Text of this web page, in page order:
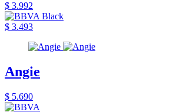
$ 3.992
$ 3.493
Angie
$ 5.690